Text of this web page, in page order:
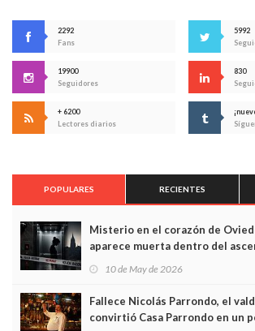
2292
Fans
5992
19900
Seguidores
830
+ 6200
Lectores diarios
POPULARES RECIENTES
Misterio en el corazón de
aparece muerta dentro del
edificio y las cámaras captan
10 de May de 2026
Fallece Nicolás Parrondo, el
convirtió Casa Parrondo en un